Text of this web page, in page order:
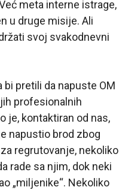
meta interne istrage,
u druge misije. Ali
svoj svakodnevni
pretili da napuste OM
profesionalnih
je, kontaktiran od nas,
napustio brod zbog
regrutovanje, nekoliko
rade sa njim, dok neki
„miljenike“. Nekoliko